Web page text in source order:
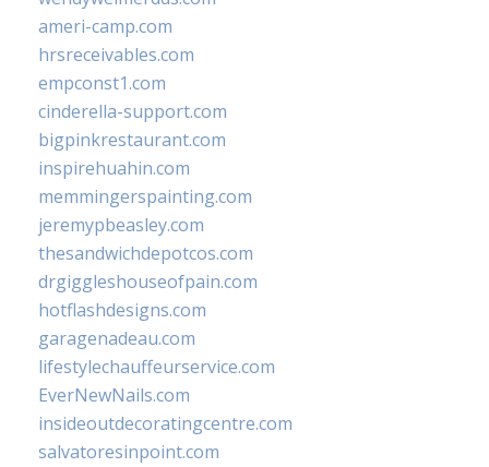
ameri-camp.com
hrsreceivables.com
empconst1.com
cinderella-support.com
bigpinkrestaurant.com
inspirehuahin.com
memmingerspainting.com
jeremypbeasley.com
thesandwichdepotcos.com
drgiggleshouseofpain.com
hotflashdesigns.com
garagenadeau.com
lifestylechauffeurservice.com
EverNewNails.com
insideoutdecoratingcentre.com
salvatoresinpoint.com